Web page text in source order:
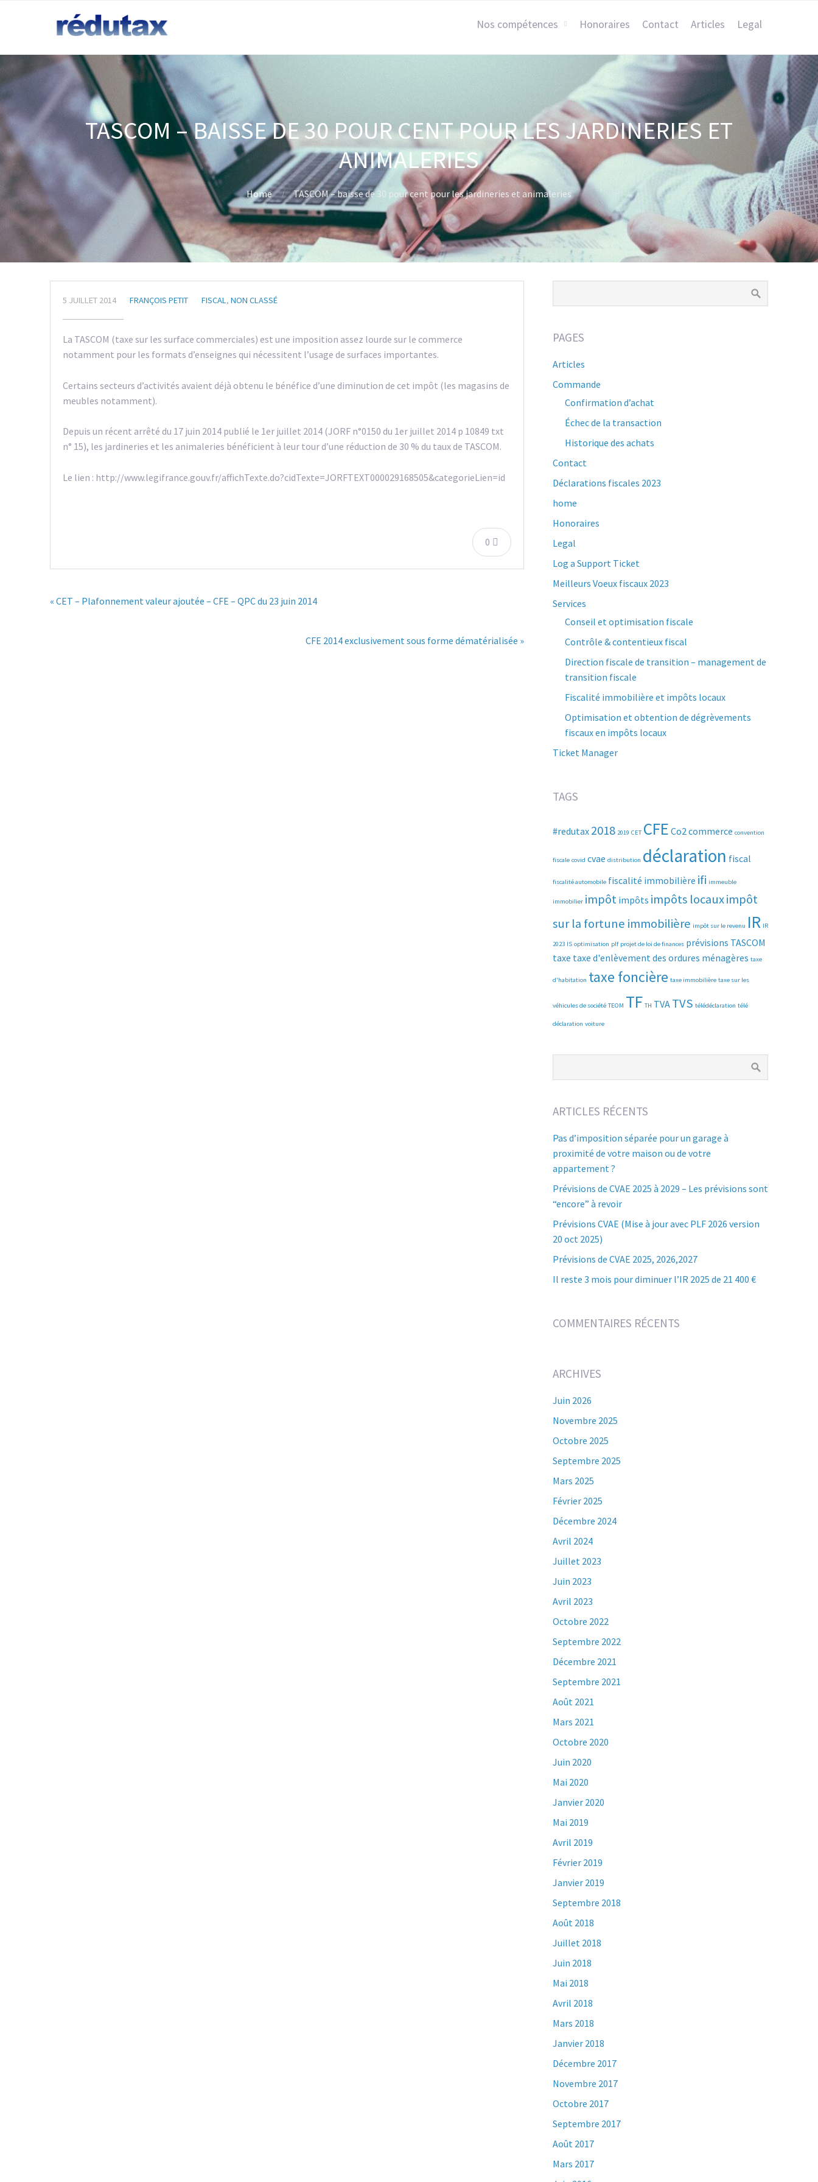
Nos compétences Honoraires Contact Articles Legal
TASCOM – BAISSE DE 30 POUR CENT POUR LES JARDINERIES ET
ANIMALERIES
Home TASCOM – baisse de 30 pour cent pour les jardineries et animaleries
5 JUILLET 2014 FRANÇOIS PETIT FISCAL, NON CLASSÉ
La TASCOM (taxe sur les surface commerciales) est une imposition assez lourde sur le commerce
notamment pour les formats d’enseignes qui nécessitent l’usage de surfaces importantes.
Certains secteurs d’activités avaient déjà obtenu le bénéfice d’une diminution de cet impôt (les magasins de
meubles notamment).
Depuis un récent arrêté du 17 juin 2014 publié le 1er juillet 2014 (JORF n°0150 du 1er juillet 2014 p 10849 txt
n° 15), les jardineries et les animaleries bénéficient à leur tour d’une réduction de 30 % du taux de TASCOM.
Le lien : http://www.legifrance.gouv.fr/affichTexte.do?cidTexte=JORFTEXT000029168505&categorieLien=id
0
« CET – Plafonnement valeur ajoutée – CFE – QPC du 23 juin 2014
CFE 2014 exclusivement sous forme dématérialisée »
PAGES
Articles
Commande
Confirmation d’achat
Échec de la transaction
Historique des achats
Contact
Déclarations fiscales 2023
home
Honoraires
Legal
Log a Support Ticket
Meilleurs Voeux fiscaux 2023
Services
Conseil et optimisation fiscale
Contrôle & contentieux fiscal
Direction fiscale de transition – management de
transition fiscale
Fiscalité immobilière et impôts locaux
Optimisation et obtention de dégrèvements
fiscaux en impôts locaux
Ticket Manager
TAGS
#redutax 2018 2019 CET CFE Co2commerce convention
fiscale covid cvae distribution déclaration fiscal
fiscalité automobile fiscalité immobilière ifi immeuble
immobilier impôt impôts impôts locauximpôt
sur la fortune immobilière impôt sur le revenu IR IR
2023 IS optimisation plf projet de loi de finances prévisions TASCOM
taxe taxe d'enlèvement des ordures ménagères taxe
d'habitation taxe foncière taxe immobilière taxe sur les
véhicules de société TEOM TF TH TVA TVS télédéclaration télé
déclaration voiture
ARTICLES RÉCENTS
Pas d’imposition séparée pour un garage à
proximité de votre maison ou de votre
appartement ?
Prévisions de CVAE 2025 à 2029 – Les prévisions sont
“encore” à revoir
Prévisions CVAE (Mise à jour avec PLF 2026 version
20 oct 2025)
Prévisions de CVAE 2025, 2026,2027
Il reste 3 mois pour diminuer l’IR 2025 de 21 400 €
COMMENTAIRES RÉCENTS
ARCHIVES
Juin 2026
Novembre 2025
Octobre 2025
Septembre 2025
Mars 2025
Février 2025
Décembre 2024
Avril 2024
Juillet 2023
Juin 2023
Avril 2023
Octobre 2022
Septembre 2022
Décembre 2021
Septembre 2021
Août 2021
Mars 2021
Octobre 2020
Juin 2020
Mai 2020
Janvier 2020
Mai 2019
Avril 2019
Février 2019
Janvier 2019
Septembre 2018
Août 2018
Juillet 2018
Juin 2018
Mai 2018
Avril 2018
Mars 2018
Janvier 2018
Décembre 2017
Novembre 2017
Octobre 2017
Septembre 2017
Août 2017
Mars 2017